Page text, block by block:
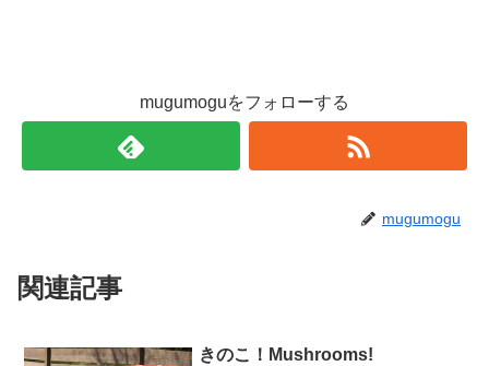
mugumoguをフォローする
mugumogu
関連記事
きのこ！Mushrooms!